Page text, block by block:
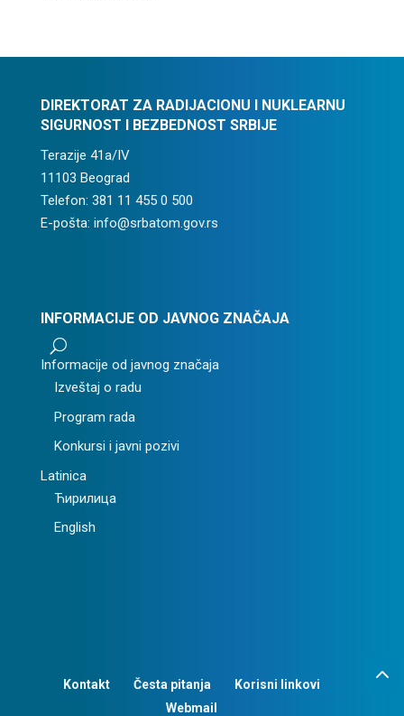
DIREKTORAT ZA RADIJACIONU I NUKLEARNU
SIGURNOST I BEZBEDNOST SRBIJE
Terazije 41a/IV
11103 Beograd
Telefon: 381 11 455 0 500
E-pošta: info@srbatom.gov.rs
INFORMACIJE OD JAVNOG ZNAČAJA
U
Informacije od javnog značaja
Izveštaj o radu
Program rada
Konkursi i javni pozivi
Latinica
Ћирилица
English
Kontakt Česta pitanja
Korisni linkovi
Webmail